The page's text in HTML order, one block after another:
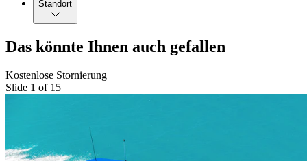
Standort
Das könnte Ihnen auch gefallen
Kostenlose Stornierung
Slide 1 of 15